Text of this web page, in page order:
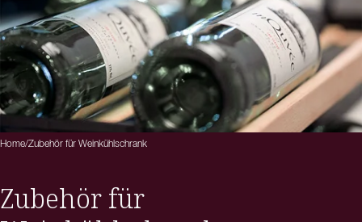
Home/Zubehör für Weinkühlschrank
Zubehör für